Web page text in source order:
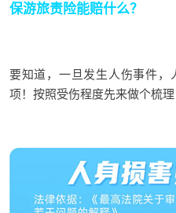
保游旅责险能赔什么？
要知道，一旦发生人伤事件，
项！ 按照受伤程度先来做个梳理